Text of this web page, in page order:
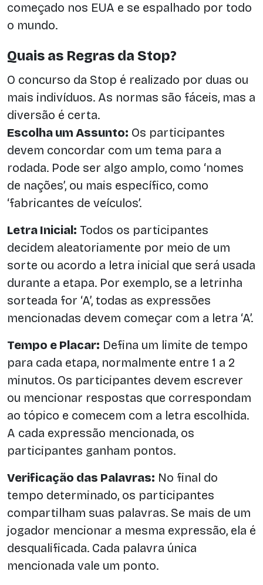
começado nos EUA e se espalhado por todo
o mundo.
Quais as Regras da Stop?
O concurso da Stop é realizado por duas ou
mais indivíduos. As normas são fáceis, mas a
diversão é certa.
Escolha um Assunto: Os participantes
devem concordar com um tema para a
rodada. Pode ser algo amplo, como ‘nomes
de nações’, ou mais específico, como
‘fabricantes de veículos’.
Letra Inicial: Todos os participantes
decidem aleatoriamente por meio de um
sorte ou acordo a letra inicial que será usada
durante a etapa. Por exemplo, se a letrinha
sorteada for ‘A’, todas as expressões
mencionadas devem começar com a letra ‘A’.
Tempo e Placar: Defina um limite de tempo
para cada etapa, normalmente entre 1 a 2
minutos. Os participantes devem escrever
ou mencionar respostas que correspondam
ao tópico e comecem com a letra escolhida.
A cada expressão mencionada, os
participantes ganham pontos.
Verificação das Palavras: No final do
tempo determinado, os participantes
compartilham suas palavras. Se mais de um
jogador mencionar a mesma expressão, ela é
desqualificada. Cada palavra única
mencionada vale um ponto.